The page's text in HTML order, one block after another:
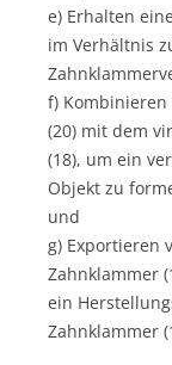
e) Erhalten
im Verhältnis
f)
(20) mit dem
(18), um ein
Objekt zu
und
g) Exportieren
Zahnklammer
ein
Zahnklammer